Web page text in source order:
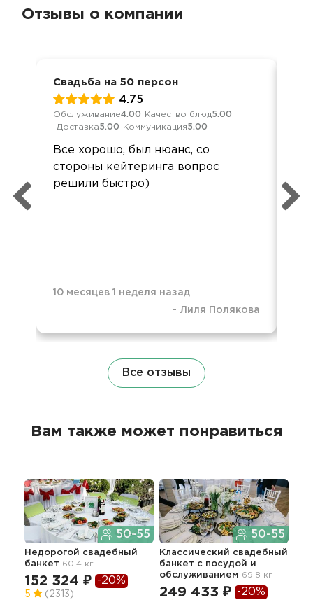
Отзывы о компании
Свадьба на 50 персон
4.75
Обслуживание4.00 Качество блюд5.00
Доставка5.00 Коммуникация5.00
Все хорошо, был нюанс, со
стороны кейтеринга вопрос
решили быстро)
10 месяцев 1 неделя назад
- Лиля Полякова
Все отзывы
Вам также может понравиться
50-55
Недорогой свадебный
банкет 60.4 кг
152 324 ₽ -20%
5 (2313)
50-55
Классический свадебный
банкет с посудой и
обслуживанием 69.8 кг
249 433 ₽ -20%